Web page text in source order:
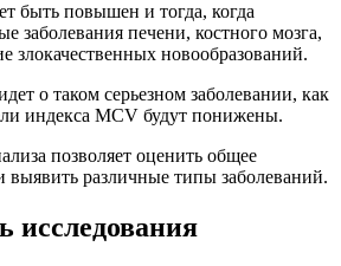
быть повышен и тогда, когда
заболевания печени, костного мозга,
злокачественных новообразований.
о таком серьезном заболевании, как
индекса MCV будут понижены.
позволяет оценить общее
выявить различные типы заболеваний.
исследования